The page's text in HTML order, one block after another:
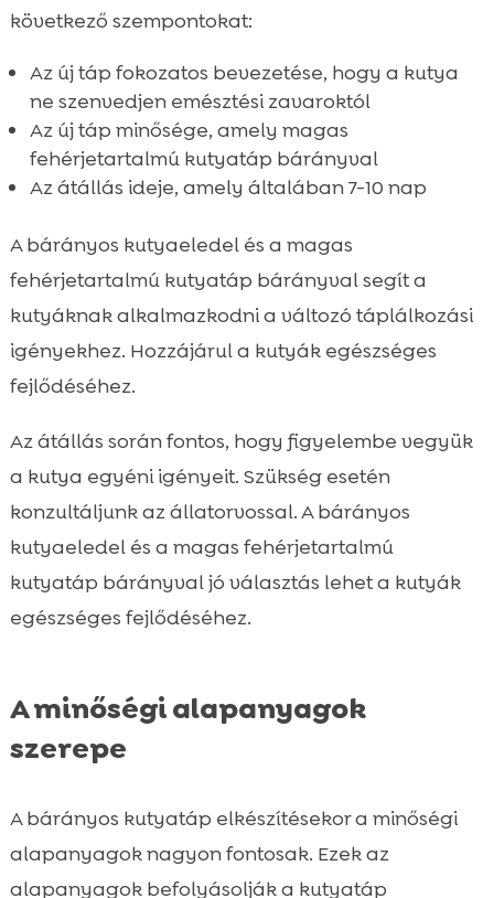
következő szempontokat:
Az új táp fokozatos bevezetése, hogy a kutya
ne szenvedjen emésztési zavaroktól
Az új táp minősége, amely magas
fehérjetartalmú kutyatáp bárányval
Az átállás ideje, amely általában 7-10 nap
A bárányos kutyaeledel és a magas
fehérjetartalmú kutyatáp bárányval segít a
kutyáknak alkalmazkodni a változó táplálkozási
igényekhez. Hozzájárul a kutyák egészséges
fejlődéséhez.
Az átállás során fontos, hogy figyelembe vegyük
a kutya egyéni igényeit. Szükség esetén
konzultáljunk az állatorvossal. A bárányos
kutyaeledel és a magas fehérjetartalmú
kutyatáp bárányval jó választás lehet a kutyák
egészséges fejlődéséhez.
A minőségi alapanyagok
szerepe
A bárányos kutyatáp elkészítésekor a minőségi
alapanyagok nagyon fontosak. Ezek az
alapanyagok befolyásolják a kutyatáp